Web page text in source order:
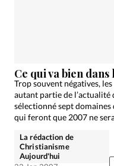
Ce qui va bien dans
Trop souvent négatives,
autant partie de l’actualité
sélectionné sept domaines
qui feront que 2007 ne
La rédaction de
Christianisme
Aujourd'hui